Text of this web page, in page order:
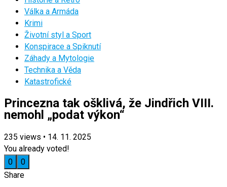
Válka a Armáda
Krimi
Životní styl a Sport
Konspirace a Spiknutí
Záhady a Mytologie
Technika a Věda
Katastrofické
Princezna tak ošklivá, že Jindřich VIII.
nemohl „podat výkon“
235 views • 14. 11. 2025
You already voted!
0
0
Share